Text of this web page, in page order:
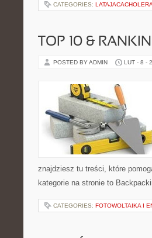
CATEGORIES: LATAJACACHOLERA
TOP 10 &
POSTED BY ADMIN LUT - 8 -
znajdziesz tu treści, które
kategorie na stronie to
CATEGORIES: FOTOWOLTAIKA I